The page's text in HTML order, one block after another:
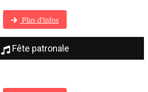
Plus d'infos
Fête patronale